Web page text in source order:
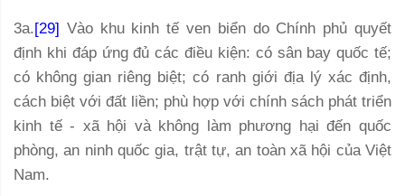
3a.[29] Vào khu kinh tế ven biển do Chính phủ quyết
định khi đáp ứng đủ các điều kiện: có sân bay quốc tế;
có không gian riêng biệt; có ranh giới địa lý xác định,
cách biệt với đất liền; phù hợp với chính sách phát triển
kinh tế - xã hội và không làm phương hại đến quốc
phòng, an ninh quốc gia, trật tự, an toàn xã hội của Việt
Nam.